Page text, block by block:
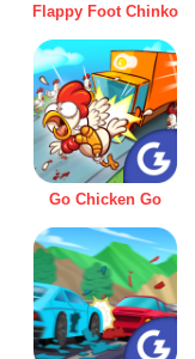
Flappy Foot Chinko
Go Chicken Go